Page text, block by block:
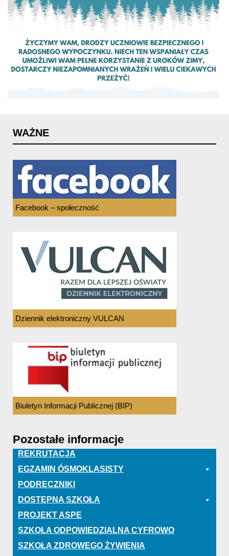
WAŻNE
Facebook – społeczność
Dziennik elektroniczny VULCAN
Biuletyn Informacji Publicznej (BIP)
Pozostałe informacje
REKRUTACJA
EGZAMIN ÓSMOKLASISTY
PODRĘCZNIKI
DOSTĘPNA SZKOŁA
PROJEKT ASPE
SZKOŁA ODPOWIEDZIALNA CYFROWO
SZKOŁA ZDROWEGO ŻYWIENIA